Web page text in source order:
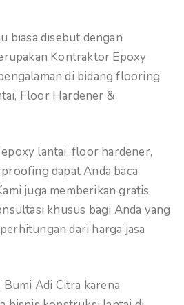
biasa disebut dengan
Kontraktor Epoxy
di bidang flooring
Floor Hardener &
lantai, floor hardener,
dapat Anda baca
juga memberikan gratis
khusus bagi Anda yang
dari harga jasa
Bumi Adi Citra karena